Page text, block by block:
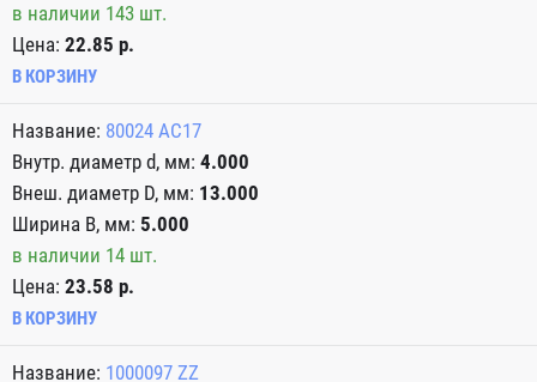
в наличии 143 шт.
Цена: 22.85 р.
В КОРЗИНУ
80024 AC17
4.000
13.000
5.000
в наличии 14 шт.
Цена: 23.58 р.
В КОРЗИНУ
1000097 ZZ